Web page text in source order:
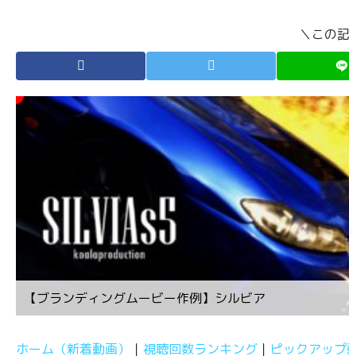
＼この
【ブランディングムービー作例】シルビア
ホーム（新着動画） 視聴回数ランキング ピックアッ